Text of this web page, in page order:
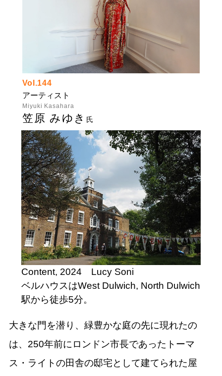
Vol.144
アーティスト
Miyuki Kasahara
笠原 みゆき 氏
Content, 2024 Lucy Soni
ベルハウスはWest Dulwich, North Dulwich
駅から徒歩5分。
大きな門を潜り、緑豊かな庭の先に現れたの
は、250年前にロンドン市長であったトーマ
ス・ライトの田舎の邸宅として建てられた屋